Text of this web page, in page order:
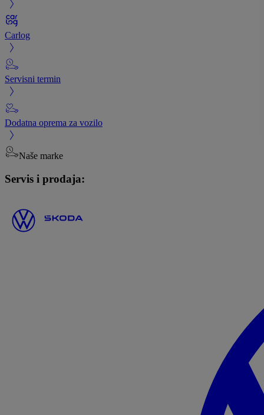
Carlog
Servisni termin
Dodatna oprema za vozilo
Naše marke
Servis i prodaja: